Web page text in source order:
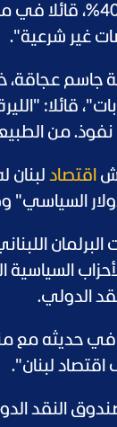
على سعر الصرف بنسبة
غير شرعية".
جاسم
قائلا:
من الطبيعي
اقتصاد لبنان
السياسي"
الدولي.
في حديثه
لبنان".